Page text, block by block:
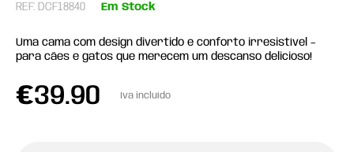
REF: DCF18840 Em Stock
Uma cama com design divertido e conforto irresistível –
para cães e gatos que merecem um descanso delicioso!
€39.90 Iva incluído